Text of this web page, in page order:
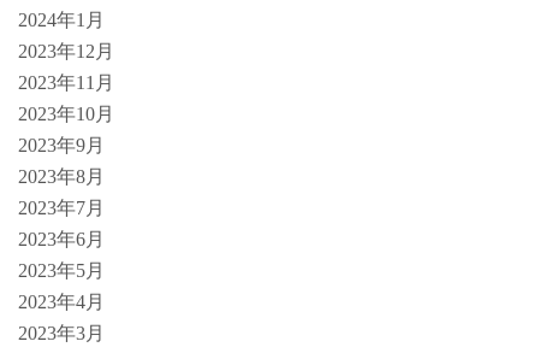
2024年1月
2023年12月
2023年11月
2023年10月
2023年9月
2023年8月
2023年7月
2023年6月
2023年5月
2023年4月
2023年3月